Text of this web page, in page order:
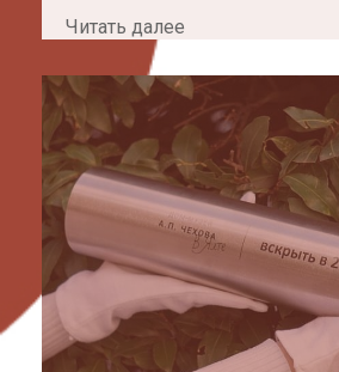
Читать далее